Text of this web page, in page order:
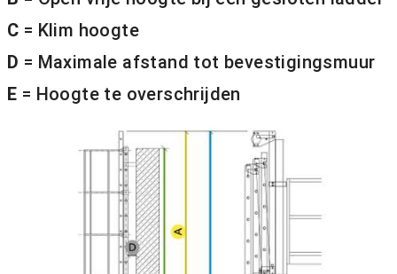
C = Klim hoogte
D = Maximale afstand tot bevestigingsmuur
E = Hoogte te overschrijden